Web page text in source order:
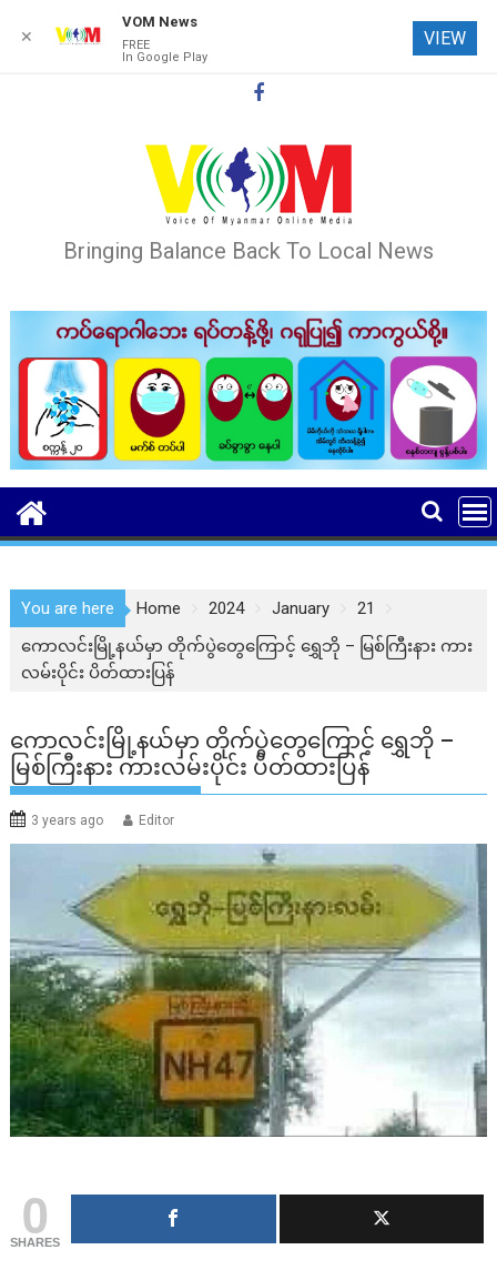
Bringing Balance Back To Local News
You are here Home 2024 January
21
ကောလင်းမြို့နယ်မှာ တိုက်ပွဲတွေကြောင့် ရွှေဘို – မြစ်ကြီးနား ကား
လမ်းပိုင်း ပိတ်ထားပြန်
ကောလင်းမြို့နယ်မှာ တိုက်ပွဲတွေကြောင့် ရွှေဘို –
မြစ်ကြီးနား ကားလမ်းပိုင်း ပိတ်ထားပြန်
3 years ago Editor
0
SHARES
✕
VOM News
FREE
In Google Play
VIEW